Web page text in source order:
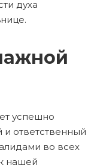
духа
успешно
ответственный
во всех
нашей